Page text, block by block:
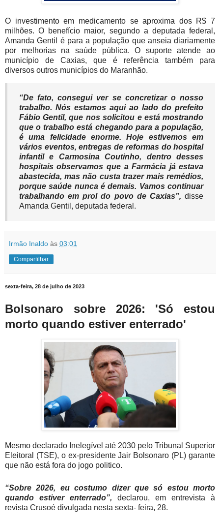
O investimento em medicamento se aproxima dos R$ 7
milhões. O benefício maior, segundo a deputada federal,
Amanda Gentil é para a população que anseia diariamente
por melhorias na saúde pública. O suporte atende ao
município de Caxias, que é referência também para
diversos outros municípios do Maranhão.
“De fato, consegui ver se concretizar o nosso
trabalho. Nós estamos aqui ao lado do prefeito
Fábio Gentil, que nos solicitou e está mostrando
que o trabalho está chegando para a população,
é uma felicidade enorme. Hoje estivemos em
vários eventos, entregas de reformas do hospital
infantil e Carmosina Coutinho, dentro desses
hospitais observamos que a Farmácia já estava
abastecida, mas não custa trazer mais remédios,
porque saúde nunca é demais. Vamos continuar
trabalhando em prol do povo de Caxias”, disse
Amanda Gentil, deputada federal.
Irmão Inaldo às 03:01
Compartilhar
sexta-feira, 28 de julho de 2023
Bolsonaro sobre 2026: 'Só estou
morto quando estiver enterrado'
Mesmo declarado Inelegível até 2030 pelo Tribunal Superior
Eleitoral (TSE), o ex-presidente Jair Bolsonaro (PL) garante
que não está fora do jogo politico.
“Sobre 2026, eu costumo dizer que só estou morto
quando estiver enterrado”, declarou, em entrevista à
revista Crusoé divulgada nesta sexta- feira, 28.